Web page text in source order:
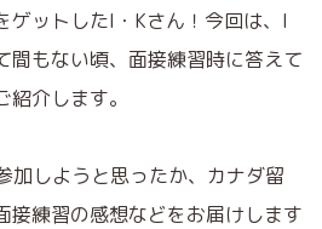
ゲットしたI・Kさん！今回は、I
間もない頃、面接練習時に答えて
介します。
加しようと思ったか、カナダ留
接練習の感想などをお届けします